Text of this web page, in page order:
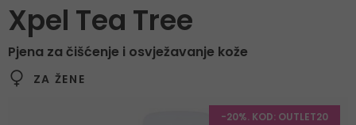
Xpel Tea Tree
Pjena za čišćenje i osvježavanje kože
ZA ŽENE
-20%. KOD: OUTLET20